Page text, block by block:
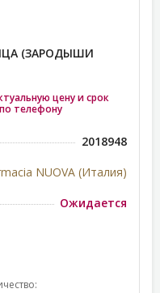
(ЗАРОДЫШИ
цену и срок
телефону
2018948
NUOVA (Италия)
Ожидается